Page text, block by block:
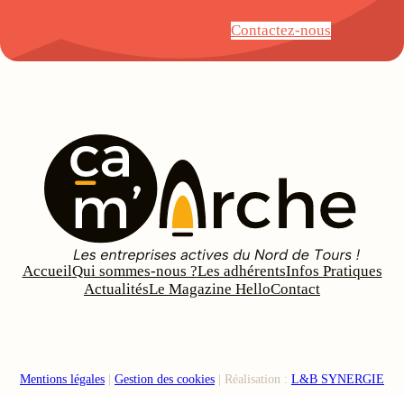
Contactez-nous
AccueilQui sommes-nous ?Les adhérentsInfos Pratiques
ActualitésLe Magazine HelloContact
Mentions légales | Gestion des cookies | Réalisation : L&B SYNERGIE